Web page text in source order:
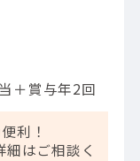
＋賞与年2回
利！
はご相談く